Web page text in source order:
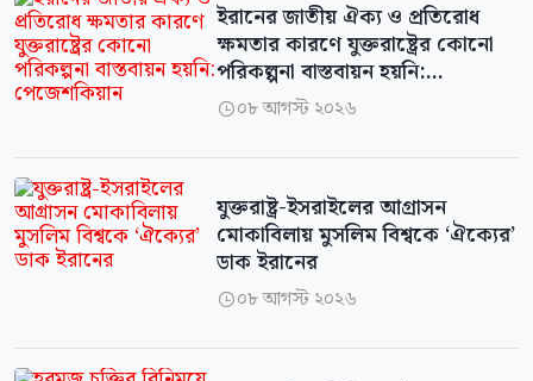
ইরানের জাতীয় ঐক্য ও প্রতিরোধ
ক্ষমতার কারণে যুক্তরাষ্ট্রের কোনো
পরিকল্পনা বাস্তবায়ন হয়নি:
পেজেশকিয়ান
০৮ আগস্ট ২০২৬
যুক্তরাষ্ট্র-ইসরাইলের আগ্রাসন
মোকাবিলায় মুসলিম বিশ্বকে ‘ঐক্যের’
ডাক ইরানের
০৮ আগস্ট ২০২৬